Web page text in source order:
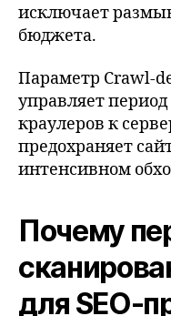
исключает
бюджета.
Параметр Crawl-
управляет
краулеров к
предохраняет
интенсивном
Почему
для SEO-